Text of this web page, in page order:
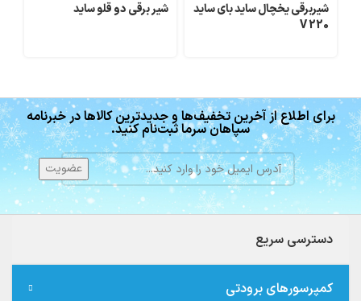
شیربرقی یخچال ساید بای ساید
V 220
شیر برقی دو قلو ساید
برای اطلاع از آخرین تخفیف‌ها و جدیدترین کالاها در خبرنامه
سپاهان سرما ثبت‌نام کنید.
دسترسی سریع
کمپرسورهای برودتی